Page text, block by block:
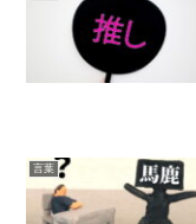
言葉